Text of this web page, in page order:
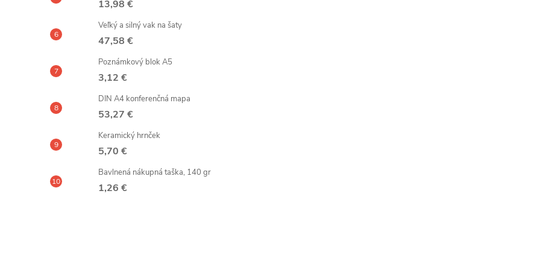
13,98 €
Veľký a silný vak na šaty
47,58 €
Poznámkový blok A5
3,12 €
DIN A4 konferenčná mapa
53,27 €
Keramický hrnček
5,70 €
Bavlnená nákupná taška, 140 gr
1,26 €